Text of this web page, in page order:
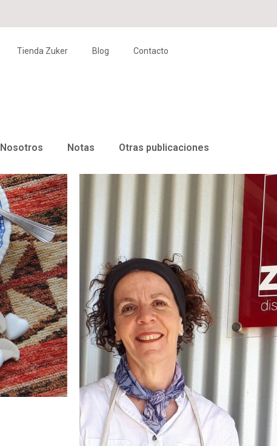
Tienda Zuker Blog Contacto
Nosotros Notas Otras publicaciones